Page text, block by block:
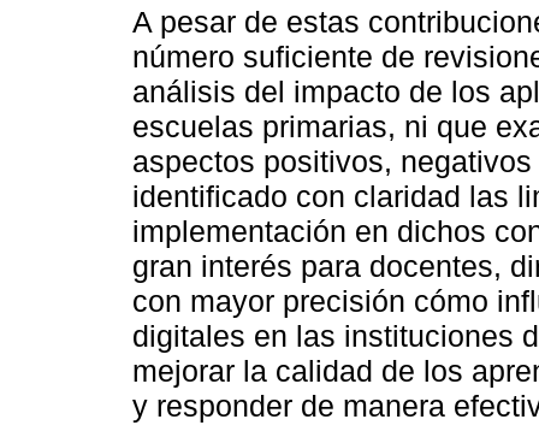
A pesar de estas
número suficiente de
análisis del impacto de los
escuelas primarias, ni que
aspectos positivos,
identificado con claridad las
implementación en dichos
gran interés para docentes,
con mayor precisión cómo
digitales en las instituciones
mejorar la calidad de los
y responder de manera